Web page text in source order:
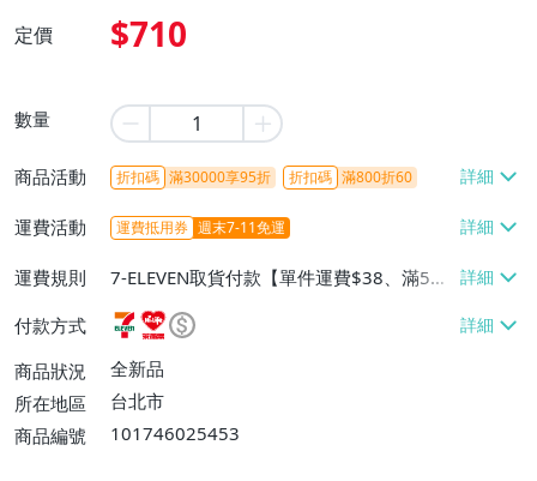
定價 $710
數量
商品活動 折扣碼 滿30000享95折 折扣碼 滿800折60
運費活動 運費抵用券 週末7-11免運
運費規則
7-ELEVEN取貨付款【單件運費$38、滿5件
或消費滿$1298免運費】、7-ELEVEN取貨
不付款【免運費】、萊爾富取貨付款【單件
運費$60、滿5件或消費滿$1298免運
費】、宅配/貨運【單件運費$120、滿5件
付款方式
商品狀況
全新品
所在地區
台北市
商品編號
101746025453